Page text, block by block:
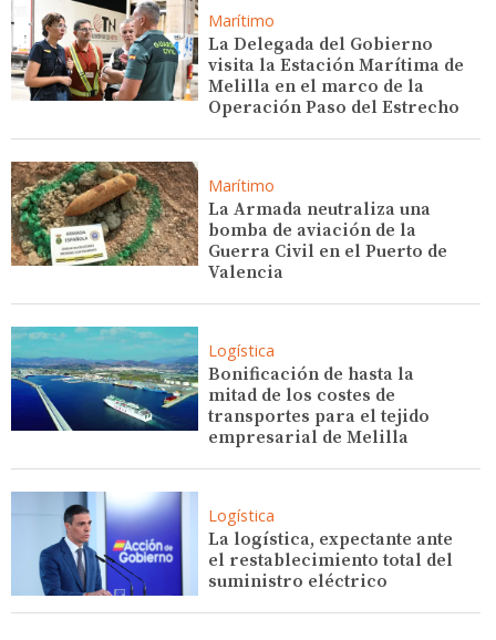
Marítimo
La Delegada del Gobierno
visita la Estación Marítima de
Melilla en el marco de la
Operación Paso del Estrecho
Marítimo
La Armada neutraliza una
bomba de aviación de la
Guerra Civil en el Puerto de
Valencia
Logística
Bonificación de hasta la
mitad de los costes de
transportes para el tejido
empresarial de Melilla
Logística
La logística, expectante ante
el restablecimiento total del
suministro eléctrico